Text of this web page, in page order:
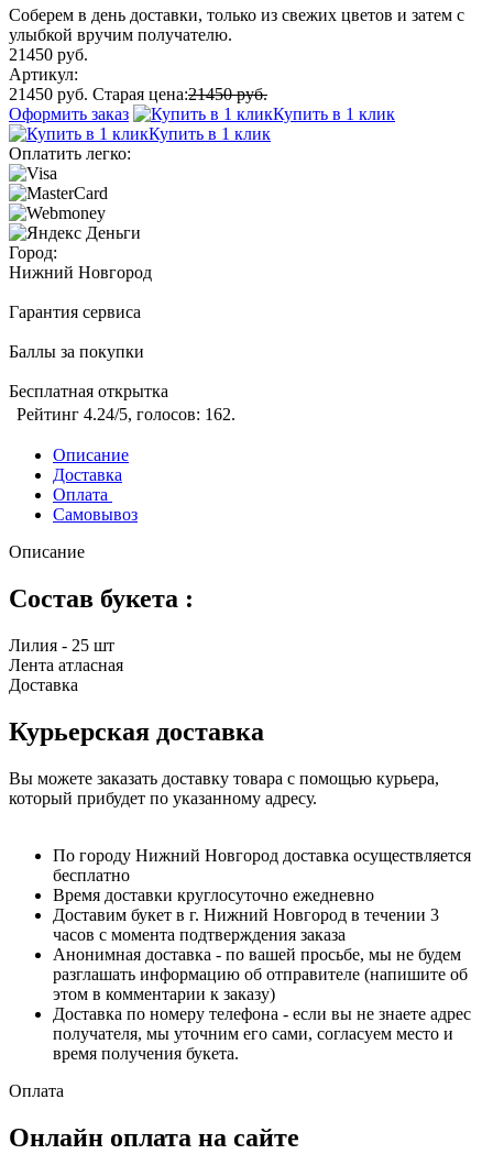
Соберем в день доставки, только из свежих цветов и затем с
улыбкой вручим получателю.
21450 руб.
Артикул:
21450 руб. Старая цена:21450 руб.
Оформить заказ
Купить в 1 клик
Купить в 1 клик
Оплатить легко:
Город:
Нижний Новгород
Гарантия сервиса
Баллы за покупки
Бесплатная открытка
Рейтинг 4.24/5, голосов: 162.
Описание
Доставка
Оплата
Самовывоз
Описание
Состав букета :
Лилия - 25 шт
Лента атласная
Доставка
Курьерская доставка
Вы можете заказать доставку товара с помощью курьера,
который прибудет по указанному адресу.
По городу Нижний Новгород доставка осуществляется
бесплатно
Время доставки круглосуточно ежедневно
Доставим букет в г. Нижний Новгород в течении 3
часов с момента подтверждения заказа
Анонимная доставка - по вашей просьбе, мы не будем
разглашать информацию об отправителе (напишите об
этом в комментарии к заказу)
Доставка по номеру телефона - если вы не знаете адрес
получателя, мы уточним его сами, согласуем место и
время получения букета.
Оплата
Онлайн оплата на сайте